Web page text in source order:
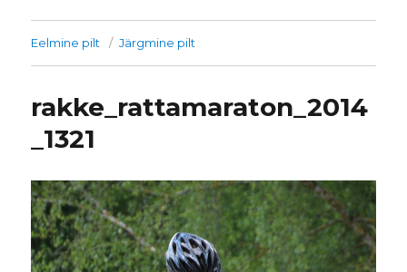
Eelmine pilt Järgmine pilt
rakke_rattamaraton_2014
_1321